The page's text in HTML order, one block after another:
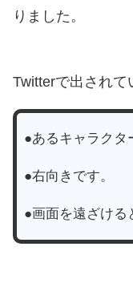
りました。
Twitterで出されて
●あるキャラクタ
●右向きです。
●画面を遠ざける